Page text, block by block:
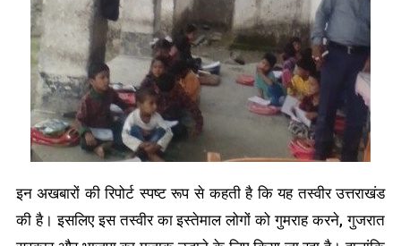
इन अखबारों की रिपोर्ट स्पष्ट रूप से कहती है कि यह तस्वीर उत्तराखंड
की है। इसलिए इस तस्वीर का इस्तेमाल लोगों को गुमराह करने, गुजरात